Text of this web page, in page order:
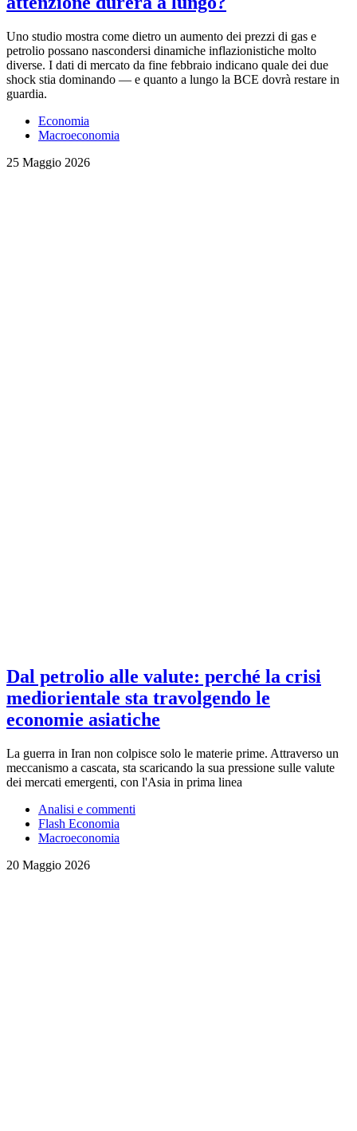
Uno studio mostra come dietro un aumento dei prezzi di gas e
petrolio possano nascondersi dinamiche inflazionistiche molto
diverse. I dati di mercato da fine febbraio indicano quale dei due
shock stia dominando — e quanto a lungo la BCE dovrà restare in
guardia.
Economia
Macroeconomia
25 Maggio 2026
Dal petrolio alle valute: perché la crisi
mediorientale sta travolgendo le
economie asiatiche
La guerra in Iran non colpisce solo le materie prime. Attraverso un
meccanismo a cascata, sta scaricando la sua pressione sulle valute
dei mercati emergenti, con l'Asia in prima linea
Analisi e commenti
Flash Economia
Macroeconomia
20 Maggio 2026